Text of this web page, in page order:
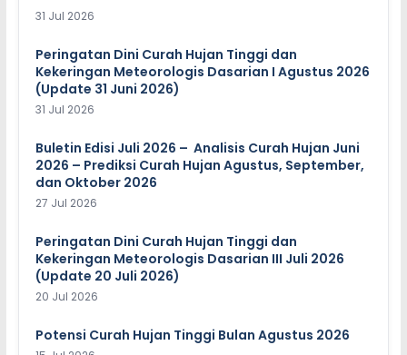
31 Jul 2026
Peringatan Dini Curah Hujan Tinggi dan
Kekeringan Meteorologis Dasarian I Agustus 2026
(Update 31 Juni 2026)
31 Jul 2026
Buletin Edisi Juli 2026 – Analisis Curah Hujan Juni
2026 – Prediksi Curah Hujan Agustus, September,
dan Oktober 2026
27 Jul 2026
Peringatan Dini Curah Hujan Tinggi dan
Kekeringan Meteorologis Dasarian III Juli 2026
(Update 20 Juli 2026)
20 Jul 2026
Potensi Curah Hujan Tinggi Bulan Agustus 2026